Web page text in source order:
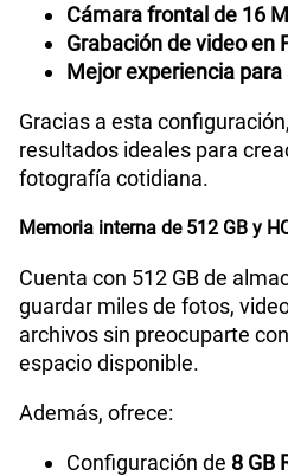
Cámara frontal de 16
Grabación de video en
Mejor experiencia
Gracias a esta
resultados ideales para
fotografía cotidiana.
Memoria interna de 512 GB y
Cuenta con 512 GB de
guardar miles de fotos,
archivos sin preocuparte
espacio disponible.
Además, ofrece:
Configuración de 8 GB